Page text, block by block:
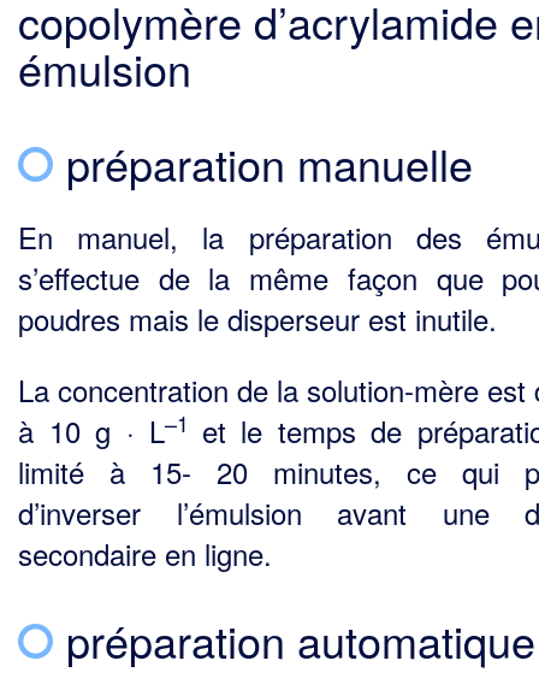
copolymère d’acrylamide
émulsion
préparation manuelle
En manuel, la préparation des
s’effectue de la même façon que
poudres mais le dis­perseur est inutile.
La concentration de la solution-mère est
à 10 g · L–1 et le temps de
limité à 15- 20 minutes, ce qui
d’inverser l’émulsion avant une
secondaire en ligne.
préparation automatique